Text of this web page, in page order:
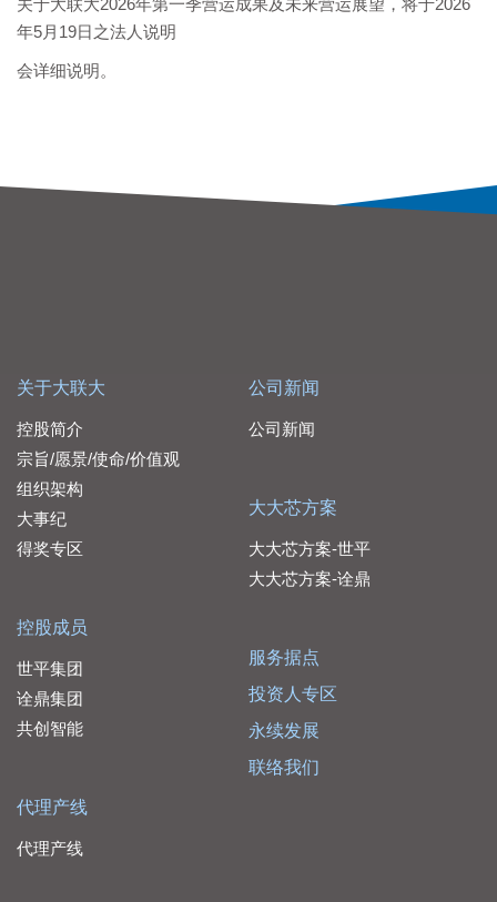
关于大联大2026年第一季营运成果及未来营运展望，将于2026
年5月19日之法人说明
会详细说明。
关于大联大
控股简介
宗旨/愿景/使命/价值观
组织架构
大事纪
得奖专区
控股成员
世平集团
诠鼎集团
共创智能
代理产线
代理产线
公司新闻
公司新闻
大大芯方案
大大芯方案-世平
大大芯方案-诠鼎
服务据点
投资人专区
永续发展
联络我们